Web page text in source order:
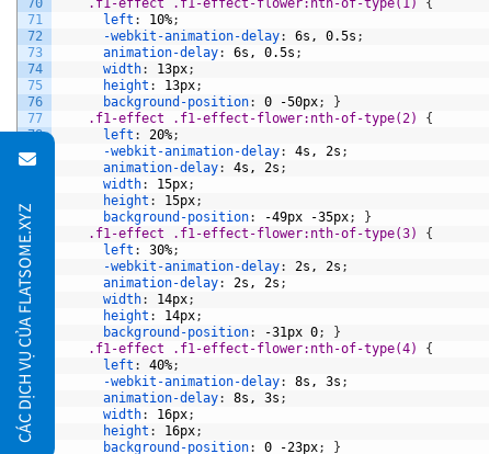
71
72
73
74
75
76
77
78
79
80
83
84
85
86
87
88
89
90
91
92
93
94
95
96
97
left : 10%;
-webkit-animation-delay: 6s, 0.5s ;
animation-delay: 6s, 0.5s ;
width: 13px;
height : 13px;
background-position: 0 -50px;
}
.f1-effect .f1-effect-flower:nth-of-type(2) {
left : 20%;
-webkit-animation-delay: 4s, 2s ;
animation-delay: 4s, 2s ;
width: 15px;
height : 15px;
background-position: -49px -35px;
}
.f1-effect .f1-effect-flower:nth-of-type(3) {
left : 30%;
-webkit-animation-delay: 2s, 2s ;
animation-delay: 2s, 2s ;
width: 14px;
height : 14px;
background-position: -31px 0;
}
.f1-effect .f1-effect-flower:nth-of-type(4) {
left : 40%;
-webkit-animation-delay: 8s, 3s ;
animation-delay: 8s, 3s ;
width: 16px;
height : 16px;
background-position: 0 -23px;
}
CÁC DỊCH VỤ CỦA FLATSOME.XYZ